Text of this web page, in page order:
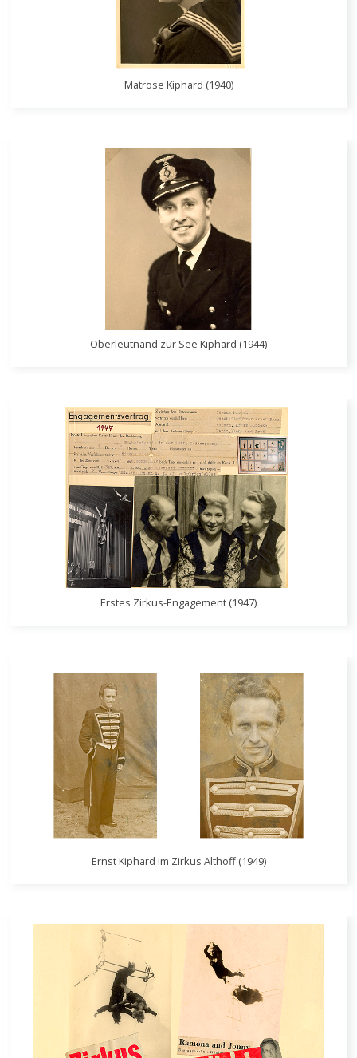
Matrose Kiphard (1940)
Oberleutnand zur See Kiphard (1944)
Erstes Zirkus-Engagement (1947)
Ernst Kiphard im Zirkus Althoff (1949)